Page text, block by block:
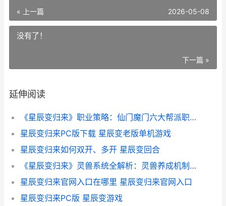
« 上一篇 2026-05-08
没有了！
下一篇 »
延伸阅读
《星辰变归来》职业策略：仙门魔门六大帮派职业详细解答 星辰变1
星辰变归来PC版下载 星辰变老版单机游戏
星辰变归来如何双开、多开 星辰变回合
《星辰变归来》灵兽系统全解析：灵兽养成机制&诀窍详细解答 “星辰变”
星辰变归来官网入口在哪里 星辰变归来官网入口
星辰变归来PC版 星辰变游戏